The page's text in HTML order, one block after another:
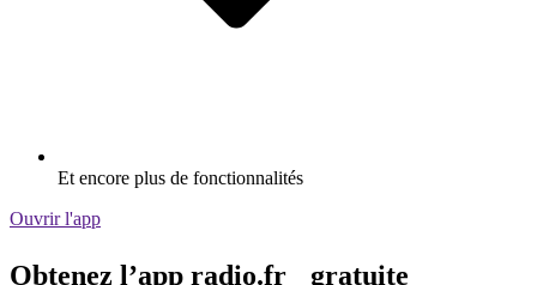
Et encore plus de fonctionnalités
Ouvrir l'app
Obtenez l’app radio.fr gratuite